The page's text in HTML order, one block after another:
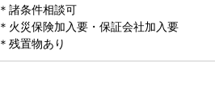
＊諸条件相談可
＊火災保険加入要・保証会社加入要
＊残置物あり